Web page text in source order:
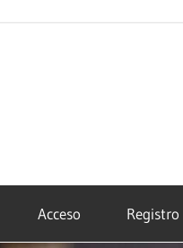
Acceso Registro